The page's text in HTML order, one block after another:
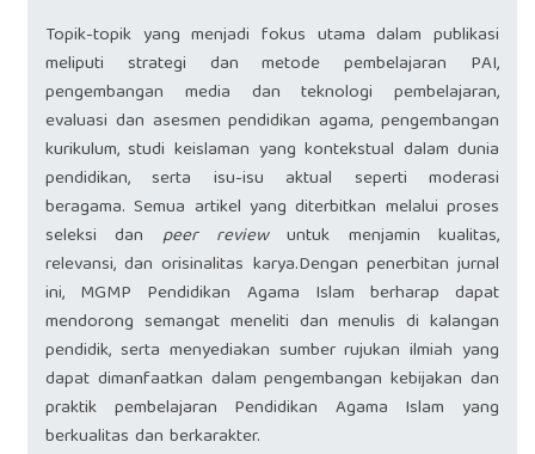
Topik-topik yang menjadi fokus utama dalam publikasi
meliputi strategi dan metode pembelajaran PAI,
pengembangan media dan teknologi pembelajaran,
evaluasi dan asesmen pendidikan agama, pengembangan
kurikulum, studi keislaman yang kontekstual dalam dunia
pendidikan, serta isu-isu aktual seperti moderasi
beragama. Semua artikel yang diterbitkan melalui proses
seleksi dan peer reviewuntuk menjamin kualitas,
relevansi, dan orisinalitas karya.Dengan penerbitan jurnal
ini, MGMP Pendidikan Agama Islam berharap dapat
mendorong semangat meneliti dan menulis di kalangan
pendidik, serta menyediakan sumber rujukan ilmiah yang
dapat dimanfaatkan dalam pengembangan kebijakan dan
praktik pembelajaran Pendidikan Agama Islam yang
berkualitas dan berkarakter.